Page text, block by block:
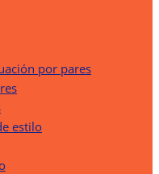
por pares
estilo